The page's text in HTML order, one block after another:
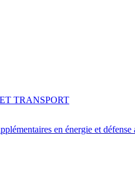
en énergie et
TRANSPORT